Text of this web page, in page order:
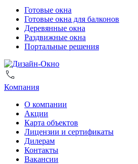
Готовые окна
Готовые окна для балконов
Деревянные окна
Раздвижные окна
Портальные решения
Компания
О компании
Акции
Карта объектов
Лицензии и сертификаты
Дилерам
Контакты
Вакансии